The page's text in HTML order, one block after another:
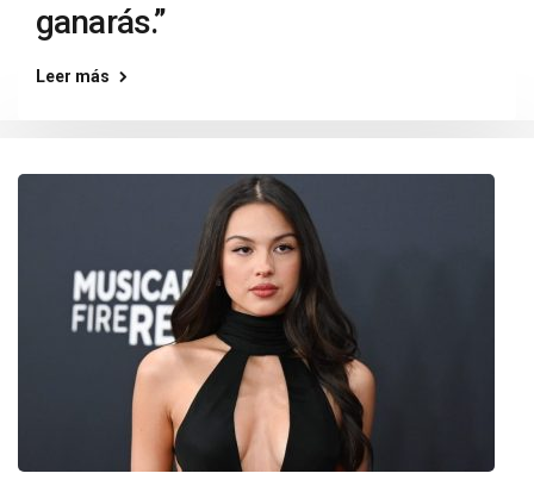
ganarás.”
Leer más